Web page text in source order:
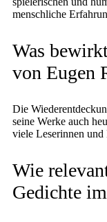
menschliche
Was
von Eugen
Die
seine Werke auch
viele Leserinnen und
Wie
Gedichte